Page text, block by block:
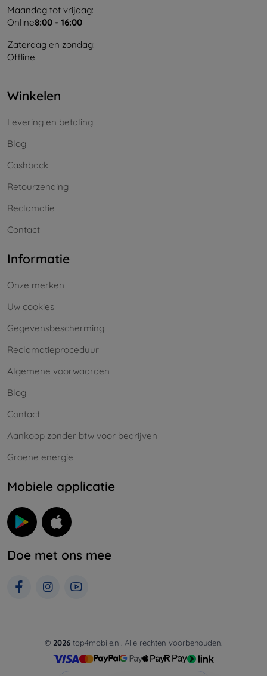
Maandag tot vrijdag:
Online8:00 - 16:00
Zaterdag en zondag:
Offline
Winkelen
Levering en betaling
Blog
Cashback
Retourzending
Reclamatie
Contact
Informatie
Onze merken
Uw cookies
Gegevensbescherming
Reclamatieproceduur
Algemene voorwaarden
Blog
Contact
Aankoop zonder btw voor bedrijven
Groene energie
Mobiele applicatie
Doe met ons mee
© 2026 top4mobile.nl. Alle rechten voorbehouden.